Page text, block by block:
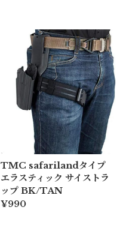
TMC safarilandタイプ
エラスティック サイストラ
ップ BK/TAN
¥990